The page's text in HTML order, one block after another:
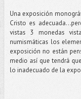
Una exposición
Cristo es
vistas 3 monedas
numismáticas los
exposición no están
medio así que tendrá
lo inadecuado de la